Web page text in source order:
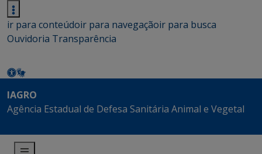
ir para conteúdoir para navegaçãoir para busca
Ouvidoria Transparência
IAGRO
Agência Estadual de Defesa Sanitária Animal e Vegetal